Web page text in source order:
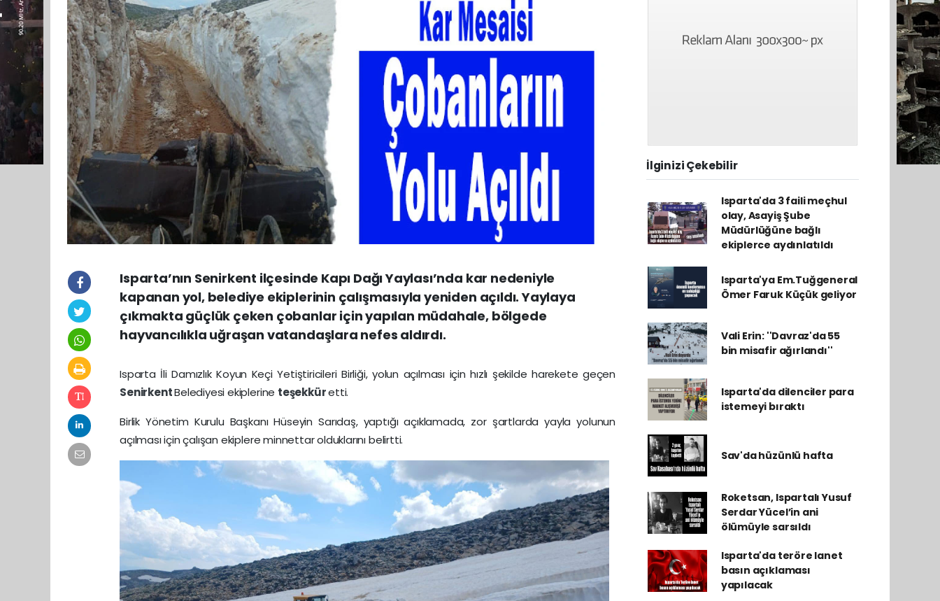
Isparta’nın Senirkent ilçesinde Kapı Dağı Yaylası’nda kar nedeniyle
kapanan yol, belediye ekiplerinin çalışmasıyla yeniden açıldı. Yaylaya
çıkmakta güçlük çeken çobanlar için yapılan müdahale, bölgede
hayvancılıkla uğraşan vatandaşlara nefes aldırdı.
Isparta İli Damızlık Koyun Keçi Yetiştiricileri Birliği, yolun açılması için hızlı şekilde harekete geçen
SenirkentBelediyesi ekiplerine teşekküretti.
Birlik Yönetim Kurulu Başkanı Hüseyin Sarıdaş, yaptığı açıklamada, zor şartlarda yayla yolunun
açılması için çalışan ekiplere minnettar olduklarını belirtti.
İlginizi Çekebilir
Isparta'da 3 faili meçhul
olay, Asayiş Şube
Müdürlüğüne bağlı
ekiplerce aydınlatıldı
Isparta'ya Em.Tuğgeneral
Ömer Faruk Küçük geliyor
Vali Erin: ''Davraz'da 55
bin misafir ağırlandı''
Isparta'da dilenciler para
istemeyi bıraktı
Sav'da hüzünlü hafta
Roketsan, Ispartalı Yusuf
Serdar Yücel’in ani
ölümüyle sarsıldı
Isparta'da teröre lanet
basın açıklaması
yapılacak